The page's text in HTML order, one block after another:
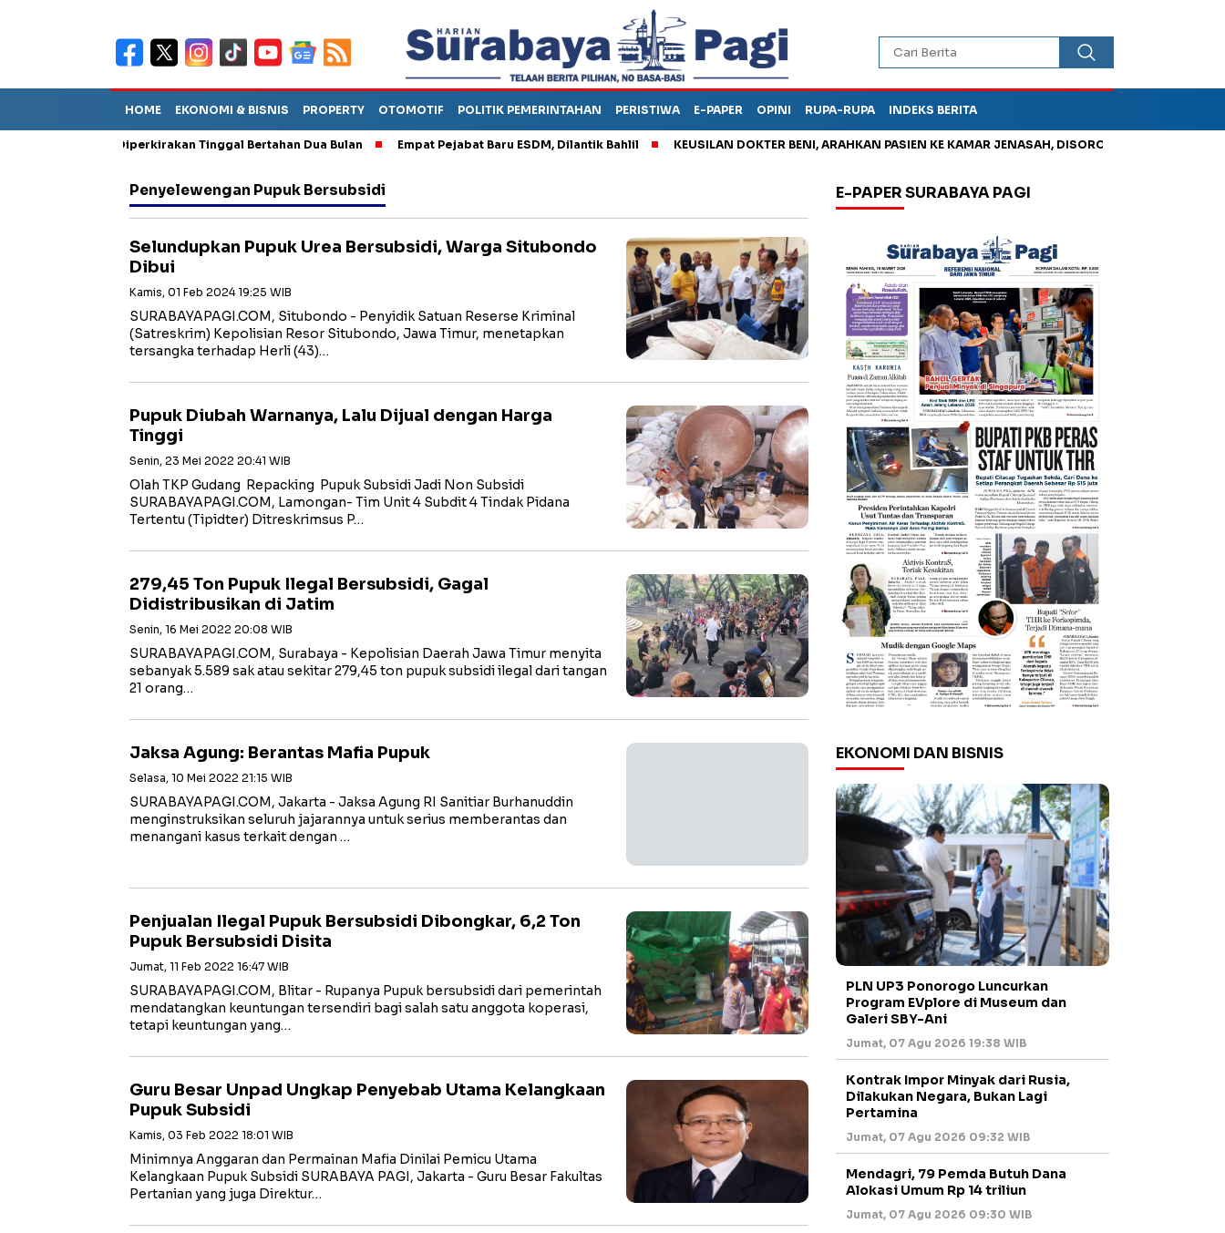
HOME EKONOMI & BISNIS PROPERTY OTOMOTIF POLITIK PEMERINTAHAN PERISTIWA E-PAPER OPINI RUPA-RUPA INDEKS BERITA
Sebut TPA Diperkirakan Tinggal Bertahan Dua Bulan Empat Pejabat Baru ESDM, Dilantik Bahlil KEUSILAN DOKTER BENI, ARAHKAN PASIEN KE KAMAR JENASAH, DISOROT
Penyelewengan Pupuk Bersubsidi
Selundupkan Pupuk Urea Bersubsidi, Warga Situbondo
Dibui
Kamis, 01 Feb 2024 19:25 WIB
SURABAYAPAGI.COM, Situbondo - Penyidik Satuan Reserse Kriminal
(Satreskrim) Kepolisian Resor Situbondo, Jawa Timur, menetapkan
tersangka terhadap Herli (43)…
Pupuk Diubah Warnanya, Lalu Dijual dengan Harga
Tinggi
Senin, 23 Mei 2022 20:41 WIB
Olah TKP Gudang Repacking Pupuk Subsidi Jadi Non Subsidi
SURABAYAPAGI.COM, Lamongan- Tim Unit 4 Subdit 4 Tindak Pidana
Tertentu (Tipidter) Ditreskrimsus P…
279,45 Ton Pupuk Ilegal Bersubsidi, Gagal
Didistribusikan di Jatim
Senin, 16 Mei 2022 20:08 WIB
SURABAYAPAGI.COM, Surabaya - Kepolisian Daerah Jawa Timur menyita
sebanyak 5.589 sak atau sekitar 279,45 ton pupuk subsidi ilegal dari tangan
21 orang…
Jaksa Agung: Berantas Mafia Pupuk
Selasa, 10 Mei 2022 21:15 WIB
SURABAYAPAGI.COM, Jakarta - Jaksa Agung RI Sanitiar Burhanuddin
menginstruksikan seluruh jajarannya untuk serius memberantas dan
menangani kasus terkait dengan …
Penjualan Ilegal Pupuk Bersubsidi Dibongkar, 6,2 Ton
Pupuk Bersubsidi Disita
Jumat, 11 Feb 2022 16:47 WIB
SURABAYAPAGI.COM, Blitar - Rupanya Pupuk bersubsidi dari pemerintah
mendatangkan keuntungan tersendiri bagi salah satu anggota koperasi,
tetapi keuntungan yang…
Guru Besar Unpad Ungkap Penyebab Utama Kelangkaan
Pupuk Subsidi
Kamis, 03 Feb 2022 18:01 WIB
Minimnya Anggaran dan Permainan Mafia Dinilai Pemicu Utama
Kelangkaan Pupuk Subsidi SURABAYA PAGI, Jakarta - Guru Besar Fakultas
Pertanian yang juga Direktur…
E-PAPER SURABAYA PAGI
EKONOMI DAN BISNIS
PLN UP3 Ponorogo Luncurkan
Program EVplore di Museum dan
Galeri SBY-Ani
Jumat, 07 Agu 2026 19:38 WIB
Kontrak Impor Minyak dari Rusia,
Dilakukan Negara, Bukan Lagi
Pertamina
Jumat, 07 Agu 2026 09:32 WIB
Mendagri, 79 Pemda Butuh Dana
Alokasi Umum Rp 14 triliun
Jumat, 07 Agu 2026 09:30 WIB